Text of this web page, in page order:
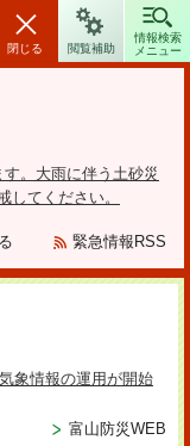
閉じる 閲覧補助
情報検索
メニュー
。大雨に伴う土砂災
してください。
緊急情報RSS
象情報の運用が開始
富山防災WEB